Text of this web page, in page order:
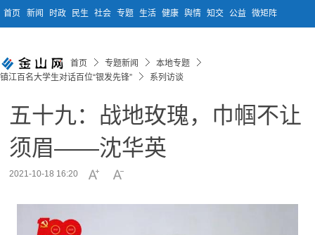
首页 新闻 时政 民生 社会 专题 生活 健康 舆情 知交 公益 微矩阵
首页 专题新闻
本地专题
镇江百名大学生对话百位“银发先锋”
系列访谈
五十九：战地玫瑰，巾帼不让
须眉——沈华英
2021-10-18 16:20